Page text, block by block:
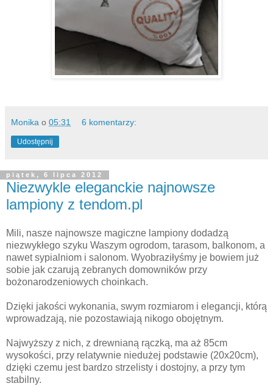
Monika o 05:31 6 komentarzy:
Udostępnij
piątek, 6 lipca 2012
Niezwykle eleganckie najnowsze
lampiony z tendom.pl
Mili, nasze najnowsze magiczne lampiony dodadzą
niezwykłego szyku Waszym ogrodom, tarasom, balkonom, a
nawet sypialniom i salonom. Wyobraziłyśmy je bowiem już
sobie jak czarują zebranych domowników przy
bożonarodzeniowych choinkach.
Dzięki jakości wykonania, swym rozmiarom i elegancji, którą
wprowadzają, nie pozostawiają nikogo obojętnym.
Najwyższy z nich, z drewnianą rączką, ma aż 85cm
wysokości, przy relatywnie niedużej podstawie (20x20cm),
dzięki czemu jest bardzo strzelisty i dostojny, a przy tym
stabilny.